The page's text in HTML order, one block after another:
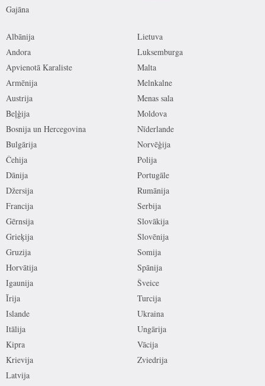
Gajāna
Albānija
Andora
Apvienotā Karaliste
Armēnija
Austrija
Beļģija
Bosnija un Hercegovina
Bulgārija
Čehija
Dānija
Džersija
Francija
Gērnsija
Grieķija
Gruzija
Horvātija
Igaunija
Īrija
Islande
Itālija
Kipra
Krievija
Latvija
Lietuva
Luksemburga
Malta
Melnkalne
Menas sala
Moldova
Nīderlande
Norvēģija
Polija
Portugāle
Rumānija
Serbija
Slovākija
Slovēnija
Somija
Spānija
Šveice
Turcija
Ukraina
Ungārija
Vācija
Zviedrija